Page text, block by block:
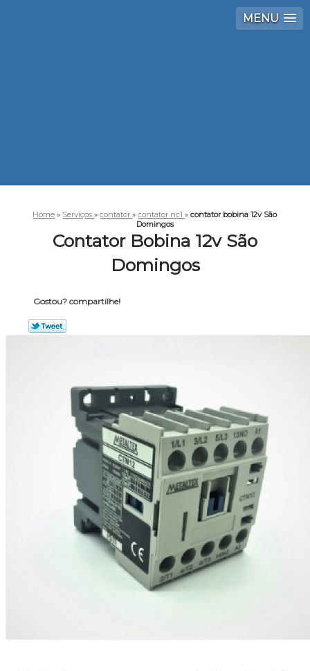
MENU
Home » Serviços»contator»contator nc1»contator bobina 12v São
Domingos
Contator Bobina 12v São
Domingos
Gostou? compartilhe!